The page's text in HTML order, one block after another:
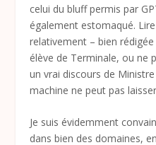
celui du bluff permis par
également estomaqué.
relativement – bien
élève de Terminale, ou ne
un vrai discours de
machine ne peut pas
Je suis évidemment
dans bien des domaines,